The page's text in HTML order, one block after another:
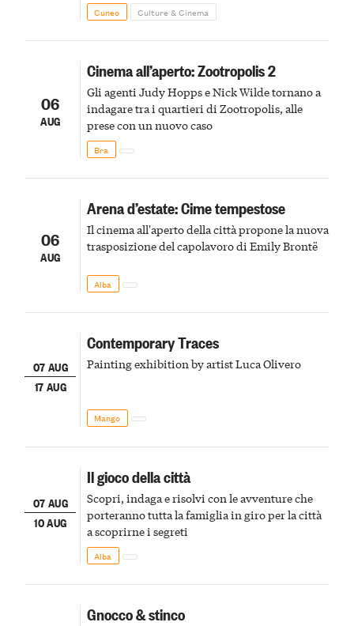
Cuneo Culture & Cinema
06
AUG
Cinema all’aperto: Zootropolis 2
Gli agenti Judy Hopps e Nick Wilde tornano a
indagare tra i quartieri di Zootropolis, alle
prese con un nuovo caso
Bra
06
AUG
Arena d’estate: Cime tempestose
Il cinema all'aperto della città propone la nuova
trasposizione del capolavoro di Emily Brontë
Alba
07 AUG
17 AUG
Contemporary Traces
Painting exhibition by artist Luca Olivero
Mango
07 AUG
10 AUG
Il gioco della città
Scopri, indaga e risolvi con le avventure che
porteranno tutta la famiglia in giro per la città
a scoprirne i segreti
Alba
Gnocco & stinco